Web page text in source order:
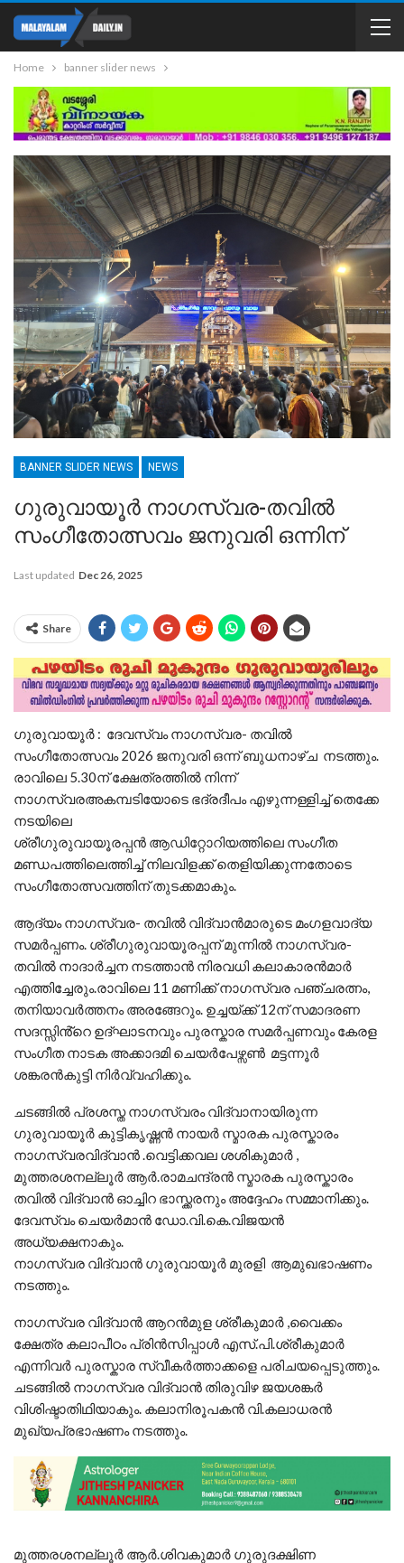
Home banner slider news
BANNER SLIDER NEWS NEWS
ഗുരുവായൂർ നാഗസ്വര-തവിൽ
സംഗീതോത്സവം ജനുവരി ഒന്നിന്
Last updated Dec 26, 2025
Share
ഗുരുവായൂർ : ദേവസ്വം നാഗസ്വര- തവിൽ
സംഗീതോത്സവം 2026 ജനുവരി ഒന്ന് ബുധനാഴ്ച നടത്തും.
രാവിലെ 5.30ന് ക്ഷേത്രത്തിൽ നിന്ന്
നാഗസ്വരഅകമ്പടിയോടെ ഭദ്രദീപം എഴുന്നള്ളിച്ച് തെക്കേ
നടയിലെ
ശ്രീഗുരുവായൂരപ്പൻ ആഡിറ്റോറിയത്തിലെ സംഗീത
മണ്ഡപത്തിലെത്തിച്ച് നിലവിളക്ക് തെളിയിക്കുന്നതോടെ
സംഗീതോത്സവത്തിന് തുടക്കമാകും.
ആദ്യം നാഗസ്വര- തവിൽ വിദ്വാൻമാരുടെ മംഗളവാദ്യ
സമർപ്പണം. ശ്രീഗുരുവായൂരപ്പന് മുന്നിൽ നാഗസ്വര-
തവിൽ നാദാർച്ചന നടത്താൻ നിരവധി കലാകാരൻമാർ
എത്തിച്ചേരും.രാവിലെ 11 മണിക്ക് നാഗസ്വര പഞ്ചരത്നം,
തനിയാവർത്തനം അരങ്ങേറും. ഉച്ചയ്ക്ക് 12ന് സമാദരണ
സദസ്സിൻ്റെ ഉദ്ഘാടനവും പുരസ്കാര സമർപ്പണവും കേരള
സംഗീത നാടക അക്കാദമി ചെയർപേഴ്സൺ മട്ടന്നൂർ
ശങ്കരൻകുട്ടി നിർവ്വഹിക്കും.
ചടങ്ങിൽ പ്രശസ്ത നാഗസ്വരം വിദ്വാനായിരുന്ന
ഗുരുവായൂർ കുട്ടികൃഷ്ണൻ നായർ സ്മാരക പുരസ്കാരം
നാഗസ്വരവിദ്വാൻ .വെട്ടിക്കവല ശശികുമാർ ,
മുത്തരശനല്ലൂർ ആർ.രാമചന്ദ്രൻ സ്മാരക പുരസ്കാരം
തവിൽ വിദ്വാൻ ഓച്ചിറ ഭാസ്ക്കരനും അദ്ദേഹം സമ്മാനിക്കും.
ദേവസ്വം ചെയർമാൻ ഡോ.വി.കെ.വിജയൻ
അധ്യക്ഷനാകും.
നാഗസ്വര വിദ്വാൻ ഗുരുവായൂർ മുരളി ആമുഖഭാഷണം
നടത്തും.
നാഗസ്വര വിദ്വാൻ ആറൻമുള ശ്രീകുമാർ ,വൈക്കം
ക്ഷേത്ര കലാപീഠം പ്രിൻസിപ്പാൾ എസ്.പി.ശ്രീകുമാർ
എന്നിവർ പുരസ്കാര സ്വീകർത്താക്കളെ പരിചയപ്പെടുത്തും.
ചടങ്ങിൽ നാഗസ്വര വിദ്വാൻ തിരുവിഴ ജയശങ്കർ
വിശിഷ്ടാതിഥിയാകും. കലാനിരൂപകൻ വി.കലാധരൻ
മുഖ്യപ്രഭാഷണം നടത്തും.
മുത്തരശനല്ലൂർ ആർ.ശിവകുമാർ ഗുരുദക്ഷിണ